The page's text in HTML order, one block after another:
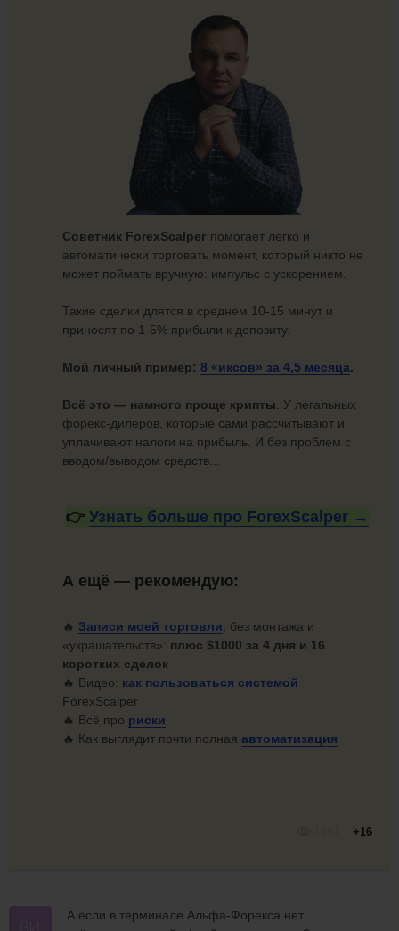
Советник ForexScalper помогает легко и
автоматически торговать момент, который никто не
может поймать вручную: импульс с ускорением.
Такие сделки длятся в среднем 10-15 минут и
приносят по 1-5% прибыли к депозиту.
Мой личный пример: 8 «иксов» за 4,5 месяца.
Всё это — намного проще крипты. У легальных
форекс-дилеров, которые сами рассчитывают и
уплачивают налоги на прибыль. И без проблем с
вводом/выводом средств...
👉 Узнать больше про ForexScalper →
А ещё — рекомендую:
🔥 Записи моей торговли , без монтажа и
«украшательств»: плюс $1000 за 4 дня и 16
коротких сделок
🔥 Видео: как пользоваться системой
ForexScalper
🔥 Всё про риски
🔥 Как выглядит почти полная автоматизация
+16
А если в терминале Альфа-Форекса нет